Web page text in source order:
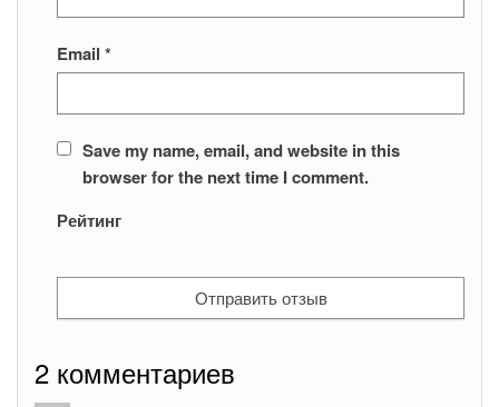
Email *
Save my name, email, and website in this
browser for the next time I comment.
Рейтинг
2 комментариев